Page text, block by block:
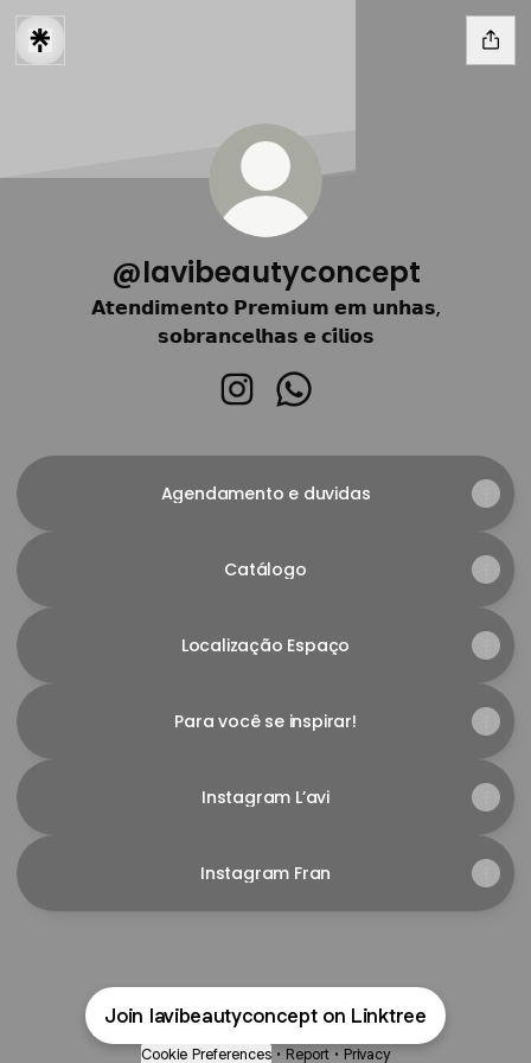
@lavibeautyconcept
𝗔𝘁𝗲𝗻𝗱𝗶𝗺𝗲𝗻𝘁𝗼 𝗣𝗿𝗲𝗺𝗶𝘂𝗺 𝗲𝗺 𝘂𝗻𝗵𝗮𝘀,
𝘀𝗼𝗯𝗿𝗮𝗻𝗰𝗲𝗹𝗵𝗮𝘀 𝗲 𝗰𝗶́𝗹𝗶𝗼𝘀
@lavibeautyconcept
@lavibeautyconcept
Agendamento e duvidas
Catálogo
Localização Espaço
Para você se inspirar!
Instagram L’avi
Instagram Fran
Join lavibeautyconcept on Linktree
Cookie Preferences • Report • Privacy